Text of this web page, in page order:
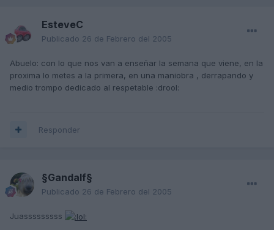
EsteveC
Publicado 26 de Febrero del 2005
Abuelo: con lo que nos van a enseñar la semana que viene, en la
proxima lo metes a la primera, en una maniobra , derrapando y
medio trompo dedicado al respetable :drool:
Responder
§Gandalf§
Publicado 26 de Febrero del 2005
Juasssssssss